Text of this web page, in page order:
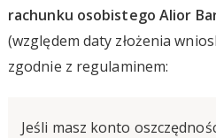
rachunku osobistego Alior
(względem daty złożenia
zgodnie z regulaminem:
Jeśli masz konto